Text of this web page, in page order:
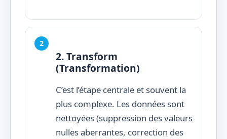
2. Transform
(Transformation)
C’est l’étape centrale et souvent la
plus complexe. Les données sont
nettoyées (suppression des valeurs
nulles aberrantes, correction des